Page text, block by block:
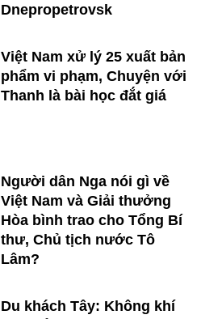
Dnepropetrovsk
Việt Nam xử lý 25 xuất bản
phẩm vi phạm, Chuyện với
Thanh là bài học đắt giá
Người dân Nga nói gì về
Việt Nam và Giải thưởng
Hòa bình trao cho Tổng Bí
thư, Chủ tịch nước Tô
Lâm?
Du khách Tây: Không khí